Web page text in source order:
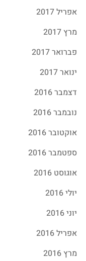
אפריל 2017
מרץ 2017
פברואר 2017
ינואר 2017
דצמבר 2016
נובמבר 2016
אוקטובר 2016
ספטמבר 2016
אוגוסט 2016
יולי 2016
יוני 2016
אפריל 2016
מרץ 2016